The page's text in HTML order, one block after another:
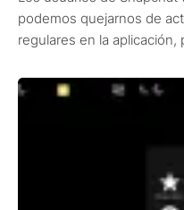
podemos quejarnos de
regulares en la aplicación,